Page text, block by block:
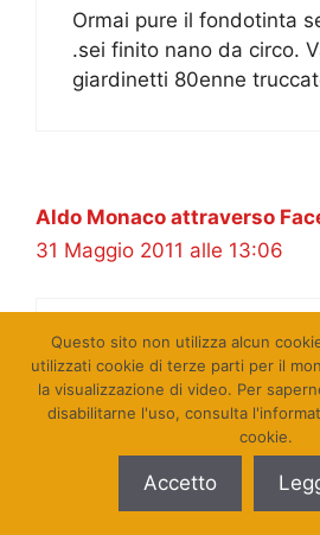
Ormai pure il fondotinta
.sei finito nano da circo.
giardinetti 80enne
Aldo Monaco attraverso
31 Maggio 2011 alle 13:06
Se non fosse che lo ha
erano elezioni che lo
direttamente. La valenza
non locale l’ha voluta lui,
tragga le conclusioni. In
appare evidente che il suo
Questo sito non utilizza alcun
utilizzati cookie di terze parti per il
la visualizzazione di video. Per
disabilitarne l'uso, consulta
cookie.
Accetto